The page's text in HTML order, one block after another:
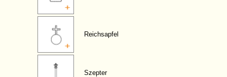
Reichsapfel
Szepter